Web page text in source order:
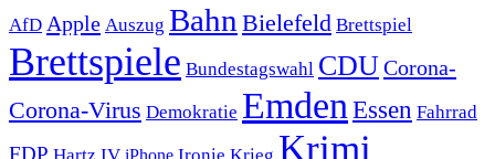
AfD Apple Auszug Bahn Bielefeld Brettspiel
Brettspiele Bundestagswahl CDUCorona-
Corona-Virus Demokratie Emden Essen Fahrrad
FDP Hartz IV Ironie Krieg Krimi